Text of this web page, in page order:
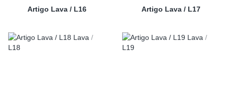
Artigo Lava / L16 Artigo Lava / L17